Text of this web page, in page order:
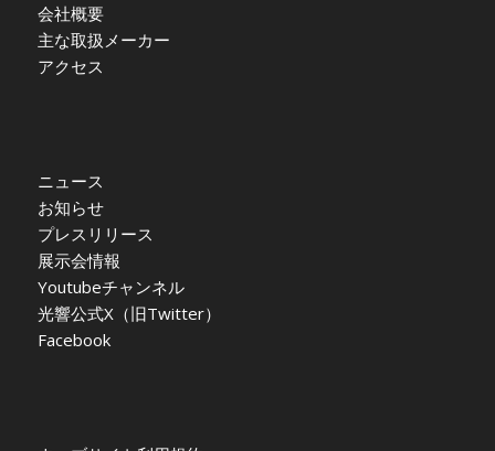
会社概要
主な取扱メーカー
アクセス
ニュース
お知らせ
プレスリリース
展示会情報
Youtubeチャンネル
光響公式X（旧Twitter）
Facebook